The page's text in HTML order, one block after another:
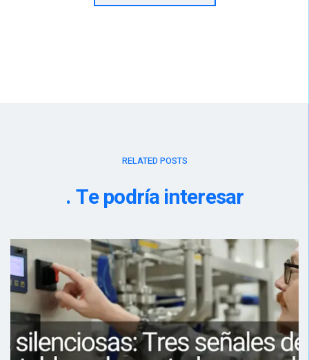
RELATED POSTS
Te podría interesar